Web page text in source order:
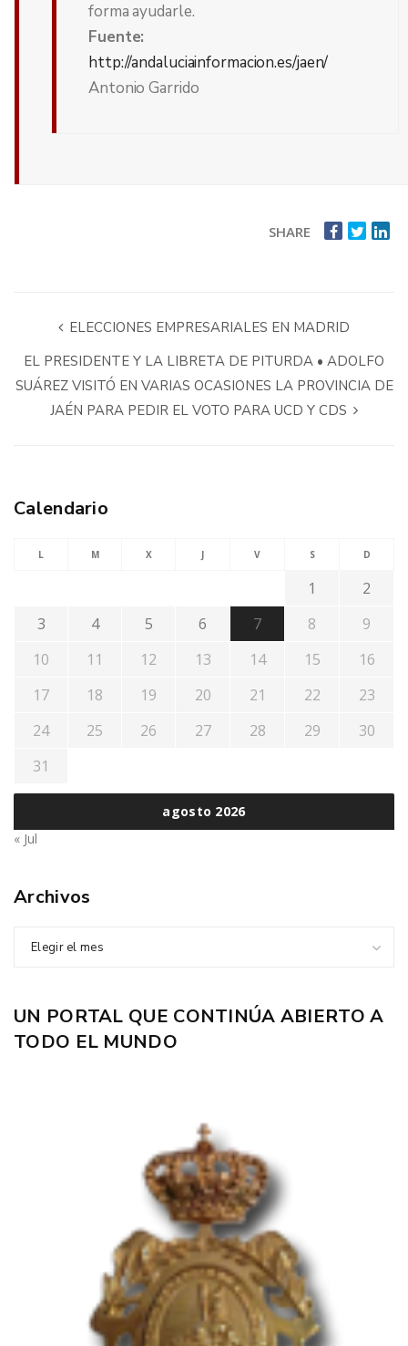
forma ayudarle.
Fuente:
http://andaluciainformacion.es/jaen/
Antonio Garrido
SHARE
ELECCIONES EMPRESARIALES EN MADRID
EL PRESIDENTE Y LA LIBRETA DE PITURDA • ADOLFO
SUÁREZ VISITÓ EN VARIAS OCASIONES LA PROVINCIA DE
JAÉN PARA PEDIR EL VOTO PARA UCD Y CDS
Calendario
agosto 2026
L M X J V S D
1
2
3
4 5 6 7 8
9
10
11 12 13 14 15
16
17
18 19 20 21 22
23
24
25 26 27 28 29
30
31
« Jul
Archivos
Elegir el mes
UN PORTAL QUE CONTINÚA ABIERTO A
TODO EL MUNDO